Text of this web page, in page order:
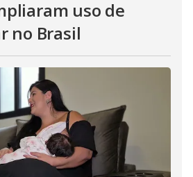
uso de
no Brasil